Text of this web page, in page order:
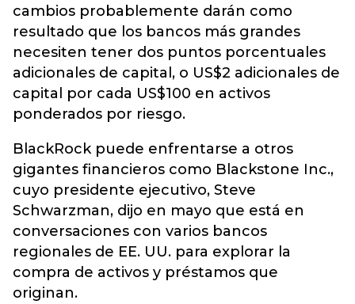
cambios probablemente darán como
resultado que los bancos más grandes
necesiten tener dos puntos porcentuales
adicionales de capital, o US$2 adicionales de
capital por cada US$100 en activos
ponderados por riesgo.
BlackRock puede enfrentarse a otros
gigantes financieros como Blackstone Inc.,
cuyo presidente ejecutivo, Steve
Schwarzman, dijo en mayo que está en
conversaciones con varios bancos
regionales de EE. UU. para explorar la
compra de activos y préstamos que
originan.